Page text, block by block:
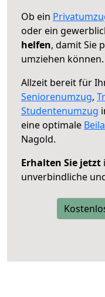
Ob ein
oder ein
helfen, damit Sie
umziehen können.
Allzeit bereit für
Seniorenumzug,
Studentenumzug
eine optimale
Nagold.
Erhalten Sie jetzt
unverbindliche